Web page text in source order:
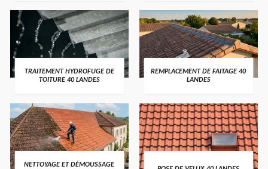
TRAITEMENT HYDROFUGE DE
TOITURE 40 LANDES
REMPLACEMENT DE FAITAGE 40
LANDES
NETTOYAGE ET DÉMOUSSAGE